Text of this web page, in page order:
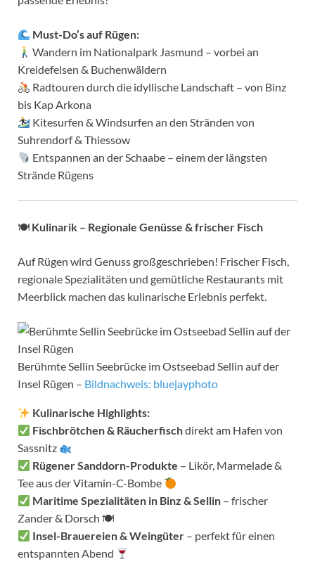
Must-Do’s auf Rügen:
Wandern im Nationalpark Jasmund – vorbei an
Kreidefelsen & Buchenwäldern
Radtouren durch die idyllische Landschaft – von Binz
bis Kap Arkona
Kitesurfen & Windsurfen an den Stränden von
Suhrendorf & Thiessow
Entspannen an der Schaabe – einem der längsten
Strände Rügens
🍽 Kulinarik – Regionale Genüsse & frischer Fisch
Auf Rügen wird Genuss großgeschrieben! Frischer Fisch,
regionale Spezialitäten und gemütliche Restaurants mit
Meerblick machen das kulinarische Erlebnis perfekt.
Berühmte Sellin Seebrücke im Ostseebad Sellin auf der
Insel Rügen – Bildnachweis: bluejayphoto
Kulinarische Highlights:
Fischbrötchen & Räucherfischdirekt am Hafen von
Sassnitz
Rügener Sanddorn-Produkte – Likör, Marmelade &
Tee aus der Vitamin-C-Bombe
Maritime Spezialitäten in Binz & Sellin – frischer
Zander & Dorsch 🍽
Insel-Brauereien & Weingüter – perfekt für einen
entspannten Abend